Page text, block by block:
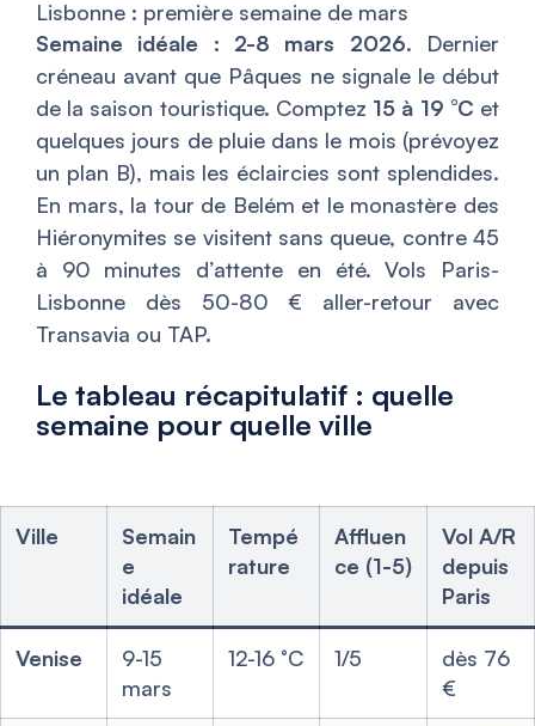
Lisbonne : première semaine de mars
Semaine idéale : 2-8 mars 2026. Dernier
créneau avant que Pâques ne signale le début
de la saison touristique. Comptez 15 à 19 °C et
quelques jours de pluie dans le mois (prévoyez
un plan B), mais les éclaircies sont splendides.
En mars, la tour de Belém et le monastère des
Hiéronymites se visitent sans queue, contre 45
à 90 minutes d’attente en été. Vols Paris-
Lisbonne dès 50-80 € aller-retour avec
Transavia ou TAP.
Le tableau récapitulatif : quelle
semaine pour quelle ville
Ville
Semain
e
idéale
Tempé
rature
Affluen
ce (1-5)
Vol A/R
depuis
Paris
Venise
9-15
mars
12-16 °C 1/5
dès 76
€